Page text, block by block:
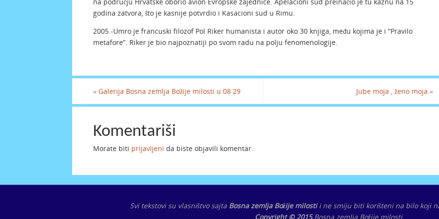
godina zatvora, što je kasnije potvrdio i Kasacioni sud u Rimu.
2005.-Umro je francuski filozof Pol Riker humanista i autor oko 30 knjiga, među kojima je i “Pravilo
metafore”. Riker je bio najpoznatiji po svom radu na polju fenomenologije.
« Galerija Bosna zemlja Božije milosti u 08 29 Jube moja , ženo moja »
Komentariši
Morate biti prijavljeni da biste objavili komentar.
Svi tekstovi su vlasništvo sajta Bosna zemlja Božije milostii ne smiju biti korišteni na bilo koji
Copyright © 2015Bosna zemlja Božije milosti.